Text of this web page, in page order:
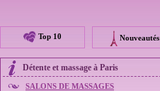
Top 10 Nouveautés
Détente et massage à Paris
SALONS DE MASSAGES